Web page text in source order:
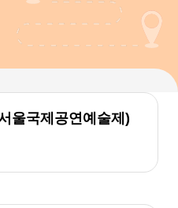
울국제공연예술제)